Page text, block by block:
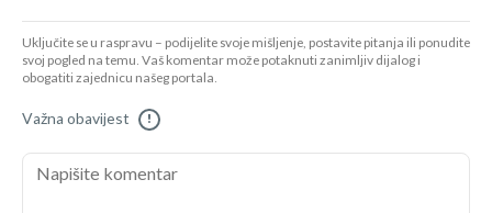
Uključite se u raspravu – podijelite svoje mišljenje, postavite pitanja ili ponudite
svoj pogled na temu. Vaš komentar može potaknuti zanimljiv dijalog i
obogatiti zajednicu našeg portala.
Važna obavijest !